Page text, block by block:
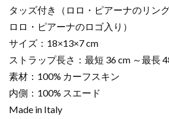
タッズ付き（ロロ・ピアーナのリン
ロロ・ピアーナのロゴ入り）
サイズ：18×13×7 cm
ストラップ長さ：最短 36 cm ～最長
素材：100% カーフスキン
内側：100% スエード
Made in Italy